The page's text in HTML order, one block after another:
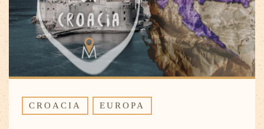
CROACIA EUROPA